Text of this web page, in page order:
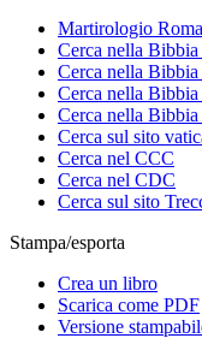
Martirologio
Cerca nella
Cerca nella
Cerca nella
Cerca nella
Cerca sul sito
Cerca nel CCC
Cerca nel CDC
Cerca sul sito
Stampa/esporta
Crea un libro
Scarica come PDF
Versione